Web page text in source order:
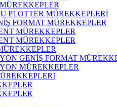
PLOTTER MÜREKKEPLERİ
FORMAT MÜREKKEPLER
MÜREKKEPLER
MÜREKKEPLER
GENİŞ FORMAT
MÜREKKEPLER